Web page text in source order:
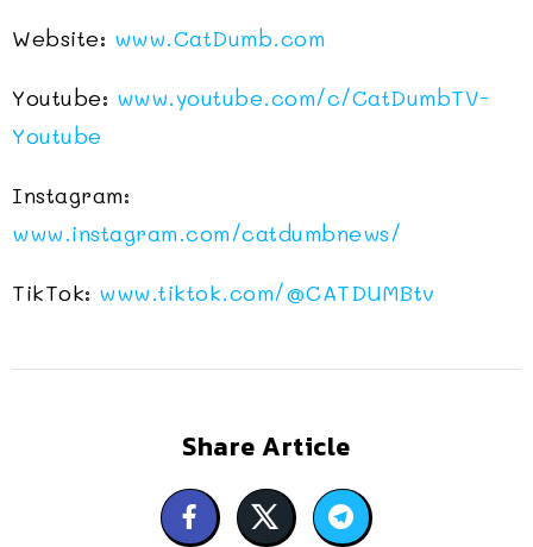
Website: www.CatDumb.com
Youtube: www.youtube.com/c/CatDumbTV-
Youtube
Instagram:
www.instagram.com/catdumbnews/
TikTok: www.tiktok.com/@CATDUMBtv
Share Article